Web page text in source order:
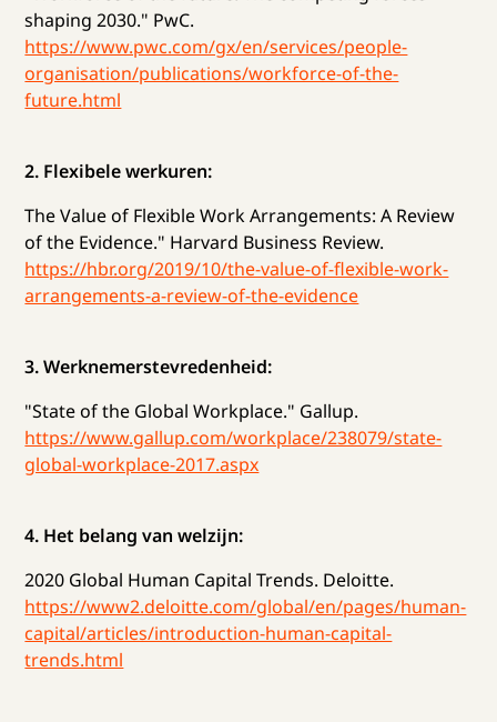
shaping 2030." PwC.
https://www.pwc.com/gx/en/services/people-
organisation/publications/workforce-of-the-
future.html
2. Flexibele werkuren:
The Value of Flexible Work Arrangements: A Review
of the Evidence." Harvard Business Review.
https://hbr.org/2019/10/the-value-of-flexible-work-
arrangements-a-review-of-the-evidence
3. Werknemerstevredenheid:
"State of the Global Workplace." Gallup.
https://www.gallup.com/workplace/238079/state-
global-workplace-2017.aspx
4. Het belang van welzijn:
2020 Global Human Capital Trends. Deloitte.
https://www2.deloitte.com/global/en/pages/human-
capital/articles/introduction-human-capital-
trends.html